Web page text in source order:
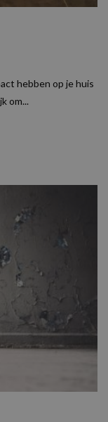
hebben op je huis
om...